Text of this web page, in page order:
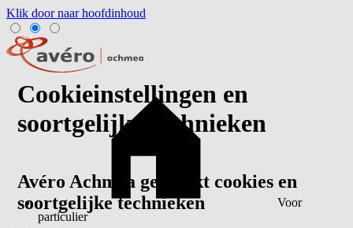
Klik door naar hoofdinhoud
Voor
particulier
Cookieinstellingen en
soortgelijke technieken
Avéro Achmea gebruikt cookies en
soortgelijke technieken